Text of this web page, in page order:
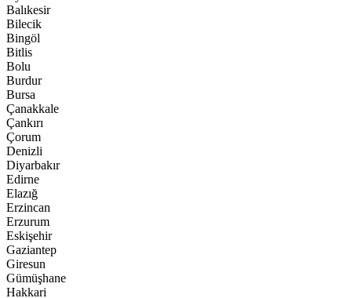
Balıkesir
Bilecik
Bingöl
Bitlis
Bolu
Burdur
Bursa
Çanakkale
Çankırı
Çorum
Denizli
Diyarbakır
Edirne
Elazığ
Erzincan
Erzurum
Eskişehir
Gaziantep
Giresun
Gümüşhane
Hakkari